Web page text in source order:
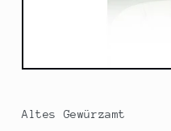
Medien
Modal
öffnen
Altes Gewürzamt